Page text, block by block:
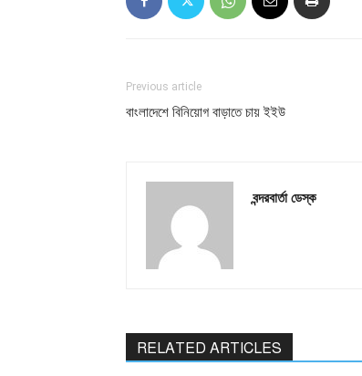
Previous article
বাংলাদেশে বিনিয়োগ বাড়াতে চায় ইইউ
বন্দরবার্তা ডেস্ক
RELATED ARTICLES